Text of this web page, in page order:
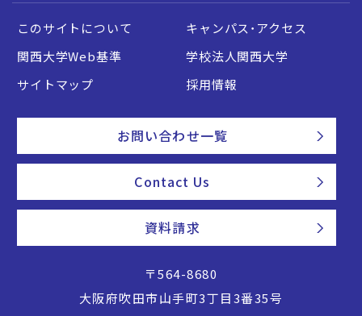
このサイトについて
キャンパス・アクセス
関西大学Web基準
学校法人関西大学
サイトマップ
採用情報
お問い合わせ一覧
Contact Us
資料請求
〒564-8680
大阪府吹田市山手町3丁目3番35号